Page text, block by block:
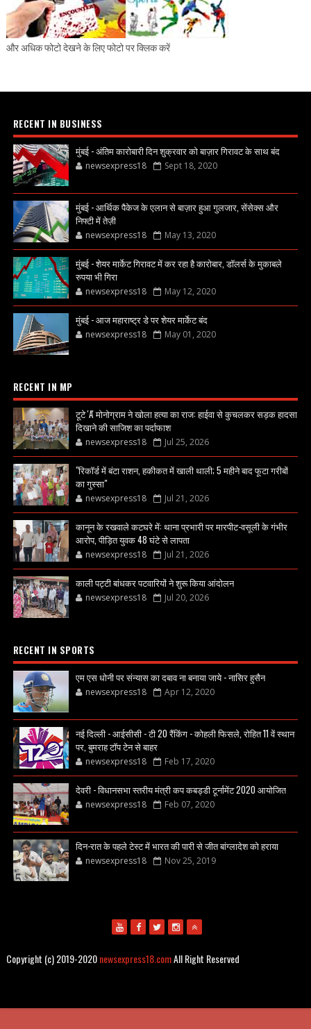
और अधिक फोटो देखने के लिए फोटो पर क्लिक करें
RECENT IN BUSINESS
मुंबई - अंतिम कारोबारी दिन शुक्रवार को बाज़ार गिरावट के साथ बंद
newsexpress18 Sept 18, 2020
मुंबई - आर्थिक पैकेज के एलान से बाज़ार हुआ गुलजार, सेंसेक्स और
निफ्टी में तेज़ी
newsexpress18 May 13, 2020
मुंबई - शेयर मार्केट गिरावट में कर रहा है कारोबार, डॉलर्स के मुकाबले
रुपया भी गिरा
newsexpress18 May 12, 2020
मुंबई - आज महाराष्ट्र डे पर शेयर मार्केट बंद
newsexpress18 May 01, 2020
RECENT IN MP
टूटे 'A' मोनोग्राम ने खोला हत्या का राज: हाईवा से कुचलकर सड़क हादसा
दिखाने की साजिश का पर्दाफाश
newsexpress18 Jul 25, 2026
"रिकॉर्ड में बंटा राशन, हकीकत में खाली थाली; 5 महीने बाद फूटा गरीबों
का गुस्सा"
newsexpress18 Jul 21, 2026
कानून के रखवाले कटघरे में: थाना प्रभारी पर मारपीट-वसूली के गंभीर
आरोप, पीड़ित युवक 48 घंटे से लापता
newsexpress18 Jul 21, 2026
काली पट्टी बांधकर पटवारियों ने शुरू किया आंदोलन
newsexpress18 Jul 20, 2026
RECENT IN SPORTS
एम एस धोनी पर संन्यास का दबाव ना बनाया जाये - नासिर हुसैन
newsexpress18 Apr 12, 2020
नई दिल्ली - आईसीसी - टी 20 रैंकिंग - कोहली फिसले, रोहित 11 वें स्थान
पर, बुमराह टॉप टेन से बाहर
newsexpress18 Feb 17, 2020
देवरी - विधानसभा स्तरीय मंत्री कप कबड्डी टूर्नामेंट 2020 आयोजित
newsexpress18 Feb 07, 2020
दिन-रात के पहले टेस्ट में भारत की पारी से जीत बांग्लादेश को हराया
newsexpress18 Nov 25, 2019
Copyright (c) 2019-2020newsexpress18.comAll Right Reserved